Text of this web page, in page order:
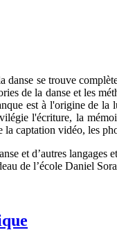
se trouve
de la danse et les
est à l'origine de
l'écriture, la
captation vidéo, les
et d’autres
de l’école Daniel